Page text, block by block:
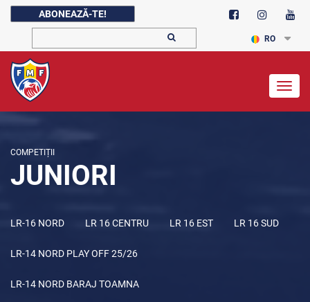
ABONEAZĂ-TE!
RO
COMPETIȚII
JUNIORI
LR-16 NORD LR 16 CENTRU LR 16 EST LR 16 SUD
LR-14 NORD PLAY OFF 25/26
LR-14 NORD BARAJ TOAMNA